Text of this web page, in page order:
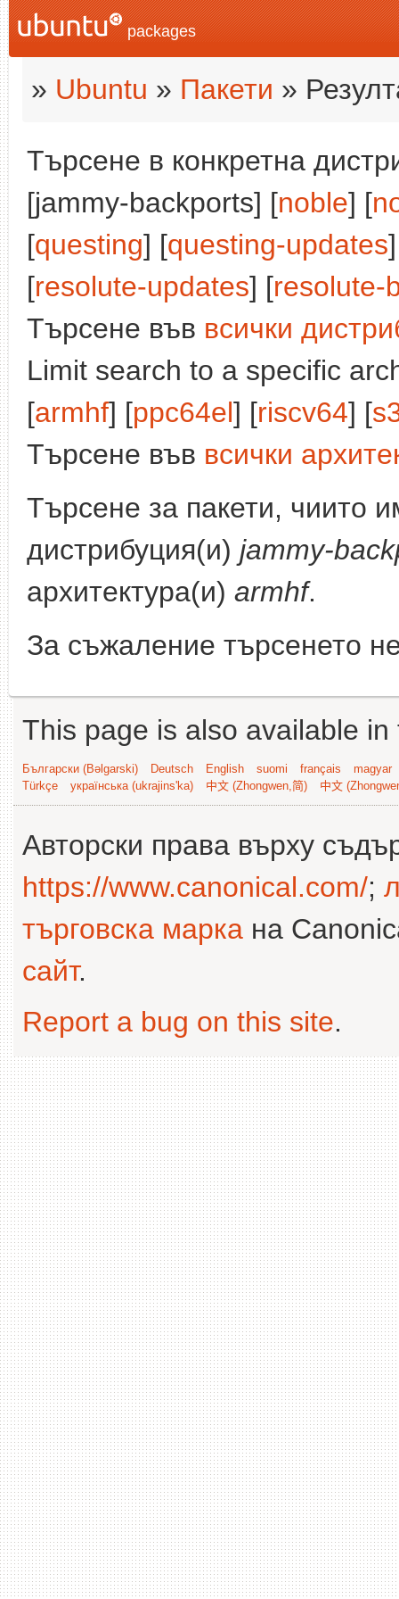
packages
» Ubuntu » Пакети »
Търсене в конкретна
[jammy-backports] [noble] [
[questing] [questing-updates
[resolute-updates] [resolute-
Търсене във всички
Limit search to a specific
[armhf] [ppc64el] [riscv64] [
Търсене във всички
Търсене за пакети, чиито
дистрибуция(и) jammy-
архитектура(и) armhf.
За съжаление търсенето
This page is also available
Български (Bəlgarski) Deutsch English suomi français
magyar
Türkçe
українська (ukrajins'ka) 中文 (Zhongwen,简) 中文
Авторски права върху
https://www.canonical.com/;
търговска марка на
сайт.
Report a bug on this site.